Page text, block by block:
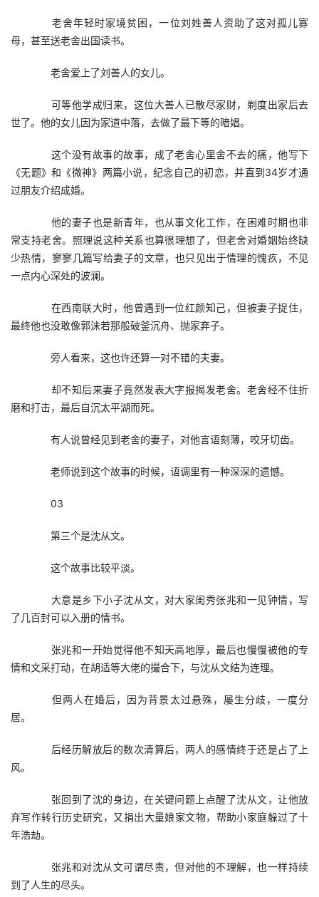
老舍年轻时家境贫困，一位刘姓善人资助了这对孤儿寡
母，甚至送老舍出国读书。
老舍爱上了刘善人的女儿。
可等他学成归来，这位大善人已散尽家财，剃度出家后去
世了。他的女儿因为家道中落，去做了最下等的暗娼。
这个没有故事的故事，成了老舍心里舍不去的痛，他写下
《无题》和《微神》两篇小说，纪念自己的初恋，并直到34岁才通
过朋友介绍成婚。
他的妻子也是新青年，也从事文化工作，在困难时期也非
常支持老舍。照理说这种关系也算很理想了，但老舍对婚姻始终缺
少热情，寥寥几篇写给妻子的文章，也只见出于情理的愧疚，不见
一点内心深处的波澜。
在西南联大时，他曾遇到一位红颜知己，但被妻子捉住，
最终他也没敢像郭沫若那般破釜沉舟、抛家弃子。
旁人看来，这也许还算一对不错的夫妻。
却不知后来妻子竟然发表大字报揭发老舍。老舍经不住折
磨和打击，最后自沉太平湖而死。
有人说曾经见到老舍的妻子，对他言语刻薄，咬牙切齿。
老师说到这个故事的时候，语调里有一种深深的遗憾。
03
第三个是沈从文。
这个故事比较平淡。
大意是乡下小子沈从文，对大家闺秀张兆和一见钟情，写
了几百封可以入册的情书。
张兆和一开始觉得他不知天高地厚，最后也慢慢被他的专
情和文采打动，在胡适等大佬的撮合下，与沈从文结为连理。
但两人在婚后，因为背景太过悬殊，屡生分歧，一度分
居。
后经历解放后的数次清算后，两人的感情终于还是占了上
风。
张回到了沈的身边，在关键问题上点醒了沈从文，让他放
弃写作转行历史研究，又捐出大量娘家文物，帮助小家庭躲过了十
年浩劫。
张兆和对沈从文可谓尽责，但对他的不理解，也一样持续
到了人生的尽头。